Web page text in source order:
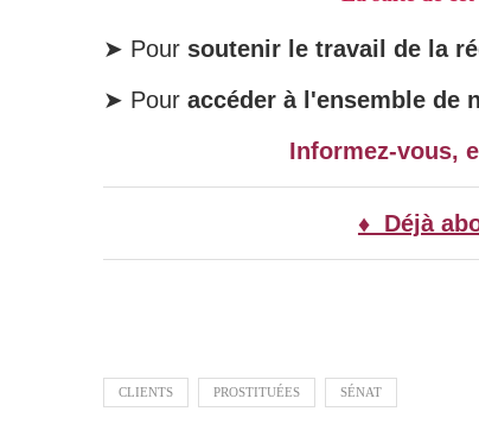
➤ Pour soutenir le travail de la
➤ Pour accéder à l'ensemble de
Informez-vous,
♦ Déjà
CLIENTS PROSTITUÉES SÉNAT